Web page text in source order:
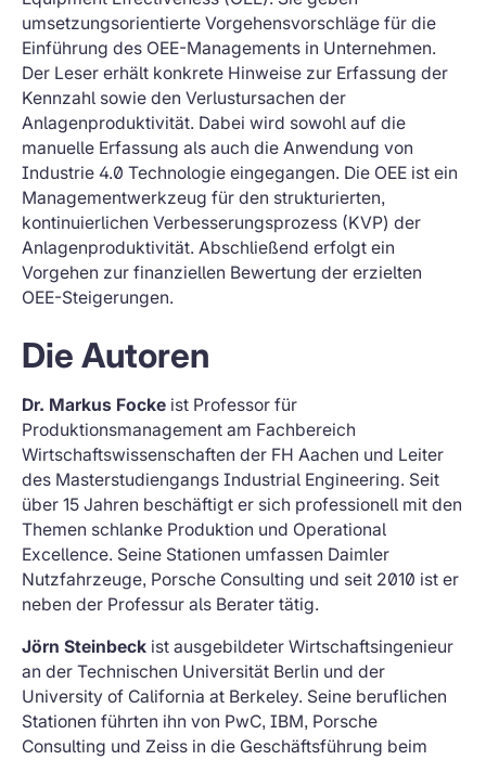
umsetzungsorientierte Vorgehensvorschläge für die
Einführung des OEE-Managements in Unternehmen.
Der Leser erhält konkrete Hinweise zur Erfassung der
Kennzahl sowie den Verlustursachen der
Anlagenproduktivität. Dabei wird sowohl auf die
manuelle Erfassung als auch die Anwendung von
Industrie 4.0 Technologie eingegangen. Die OEE ist ein
Managementwerkzeug für den strukturierten,
kontinuierlichen Verbesserungsprozess (KVP) der
Anlagenproduktivität. Abschließend erfolgt ein
Vorgehen zur finanziellen Bewertung der erzielten
OEE-Steigerungen.
Die Autoren
Dr. Markus Fockeist Professor für
Produktionsmanagement am Fachbereich
Wirtschaftswissenschaften der FH Aachen und Leiter
des Masterstudiengangs Industrial Engineering. Seit
über 15 Jahren beschäftigt er sich professionell mit den
Themen schlanke Produktion und Operational
Excellence. Seine Stationen umfassen Daimler
Nutzfahrzeuge, Porsche Consulting und seit 2010 ist er
neben der Professur als Berater tätig.
Jörn Steinbeckist ausgebildeter Wirtschaftsingenieur
an der Technischen Universität Berlin und der
University of California at Berkeley. Seine beruflichen
Stationen führten ihn von PwC, IBM, Porsche
Consulting und Zeiss in die Geschäftsführung beim